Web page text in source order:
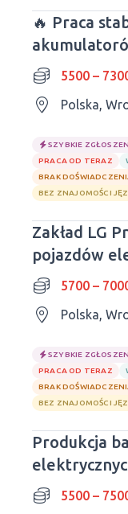
🔥 Praca
Wrocław
5500 –
Polska,
SZYBKIE
PRACA OD TERAZ
BRAK
BEZ ZNAJOMOŚCI
Zakład LG
pojazdów
5700 –
Polska,
SZYBKIE
PRACA OD TERAZ
BRAK
BEZ ZNAJOMOŚCI
Produkcja
5500 –